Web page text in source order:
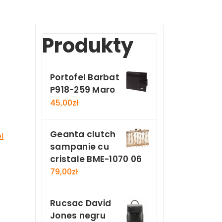
Produkty
Portofel Barbat
P918-259 Maro
45,00zł
Geanta clutch
sampanie cu
cristale BME-1070 06
79,00zł
Rucsac David
Jones negru